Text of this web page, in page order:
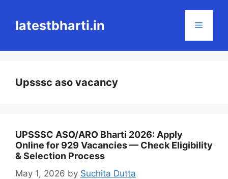
contentlatestbharti.in Menu
Upsssc aso vacancy
UPSSSC ASO/ARO Bharti 2026: Apply
Online for 929 Vacancies — Check Eligibility
& Selection Process
May 1, 2026 by Suchita Dutta